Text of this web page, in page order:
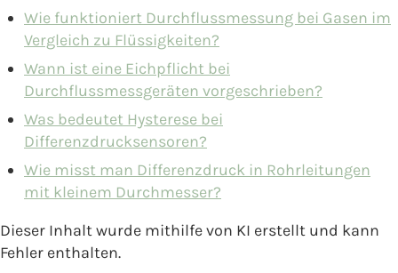
Wie funktioniert Durchflussmessung bei Gasen im
Vergleich zu Flüssigkeiten?
Wann ist eine Eichpflicht bei
Durchflussmessgeräten vorgeschrieben?
Was bedeutet Hysterese bei
Differenzdrucksensoren?
Wie misst man Differenzdruck in Rohrleitungen
mit kleinem Durchmesser?
Dieser Inhalt wurde mithilfe von KI erstellt und kann
Fehler enthalten.